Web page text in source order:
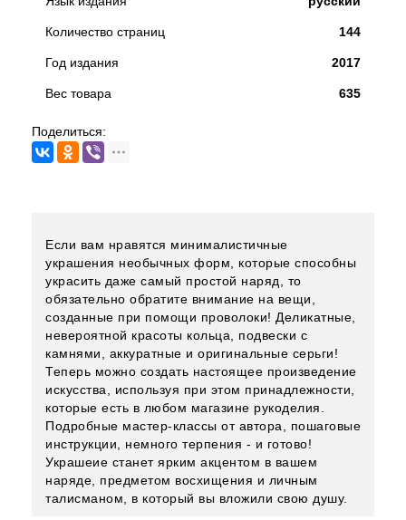
Количество страниц 144
Год издания 2017
Вес товара 635
Поделиться:
Если вам нравятся минималистичные
украшения необычных форм, которые способны
украсить даже самый простой наряд, то
обязательно обратите внимание на вещи,
созданные при помощи проволоки! Деликатные,
невероятной красоты кольца, подвески с
камнями, аккуратные и оригинальные серьги!
Теперь можно создать настоящее произведение
искусства, используя при этом принадлежности,
которые есть в любом магазине рукоделия.
Подробные мастер-классы от автора, пошаговые
инструкции, немного терпения - и готово!
Украшеие станет ярким акцентом в вашем
наряде, предметом восхищения и личным
талисманом, в который вы вложили свою душу.